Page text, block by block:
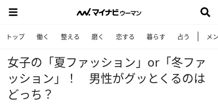
トップ 働く 整える 磨く 恋する 暮らす 占う メ
女子の「夏ファッション」or「冬ファ
ッション」！ 男性がグッとくるのは
どっち？